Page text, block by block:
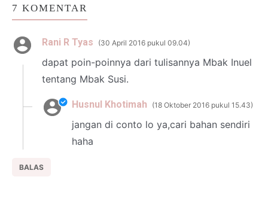
7 KOMENTAR
Rani R Tyas 30 April 2016 pukul 09.04
dapat poin-poinnya dari tulisannya Mbak Inuel
tentang Mbak Susi.
BALAS
Husnul Khotimah 18 Oktober 2016 pukul 15.43
jangan di conto lo ya,cari bahan sendiri
haha